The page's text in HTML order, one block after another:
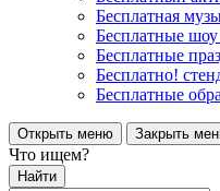
Бесплатная
Бесплатные
Бесплатные
Бесплатно!
Бесплатные
Открыть меню Закрыть
Что ищем?
Найти